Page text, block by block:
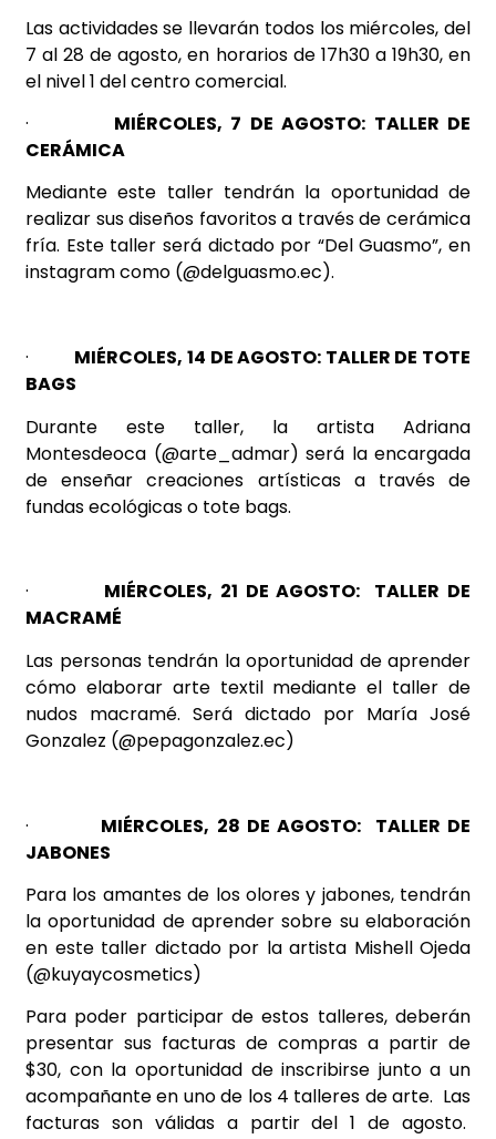
Las actividades se llevarán todos los miércoles, del
7 al 28 de agosto, en horarios de 17h30 a 19h30, en
el nivel 1 del centro comercial.
· MIÉRCOLES, 7 DE AGOSTO: TALLER DE
CERÁMICA
Mediante este taller tendrán la oportunidad de
realizar sus diseños favoritos a través de cerámica
fría. Este taller será dictado por “Del Guasmo”, en
instagram como (@delguasmo.ec).
· MIÉRCOLES, 14 DE AGOSTO: TALLER DE TOTE
BAGS
Durante este taller, la artista Adriana
Montesdeoca (@arte_admar) será la encargada
de enseñar creaciones artísticas a través de
fundas ecológicas o tote bags.
· MIÉRCOLES, 21 DE AGOSTO: TALLER DE
MACRAMÉ
Las personas tendrán la oportunidad de aprender
cómo elaborar arte textil mediante el taller de
nudos macramé. Será dictado por María José
Gonzalez (@pepagonzalez.ec)
· MIÉRCOLES, 28 DE AGOSTO: TALLER DE
JABONES
Para los amantes de los olores y jabones, tendrán
la oportunidad de aprender sobre su elaboración
en este taller dictado por la artista Mishell Ojeda
(@kuyaycosmetics)
Para poder participar de estos talleres, deberán
presentar sus facturas de compras a partir de
$30, con la oportunidad de inscribirse junto a un
acompañante en uno de los 4 talleres de arte. Las
facturas son válidas a partir del 1 de agosto.